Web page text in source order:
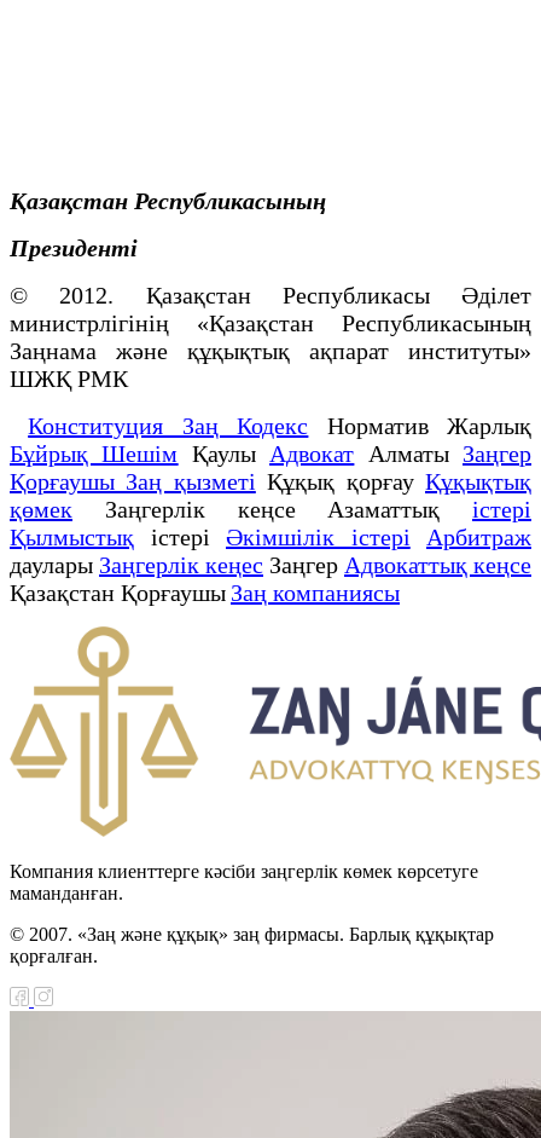
Қазақстан Республикасының
Президенті
© 2012. Қазақстан Республикасы Әділет
министрлігінің «Қазақстан Республикасының
Заңнама және құқықтық ақпарат институты»
ШЖҚ РМК
Конституция Заң Кодекс Норматив Жарлық
Бұйрық Шешім Қаулы Адвокат Алматы Заңгер
Қорғаушы Заң қызметі Құқық қорғауҚұқықтық
қөмек Заңгерлік кеңсе Азаматтық істері
Қылмыстық істері Әкімшілік істері
Арбитраж
даулары Заңгерлік кеңес Заңгер Адвокаттық кеңсе
Қазақстан Қорғаушы Заң компаниясы
Компания клиенттерге кәсіби заңгерлік көмек көрсетуге
маманданған.
© 2007. «Заң және құқық» заң фирмасы. Барлық құқықтар
қорғалған.